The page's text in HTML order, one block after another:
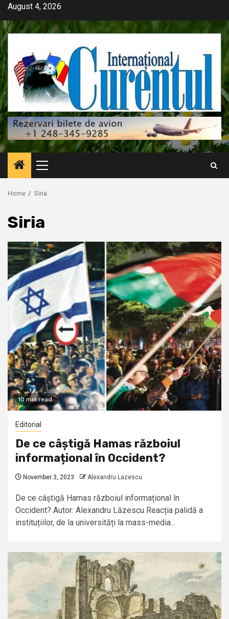
Skip
content
August 4, 2026
Primary
Menu
Home Siria
Siria
10 min read
Editorial
De ce câștigă Hamas războiul
informațional în Occident?
November 3, 2023 Alexandru Lazescu
De ce câștigă Hamas războiul informațional în
Occident? Autor: Alexandru Lăzescu Reacția palidă a
instituțiilor, de la universități la mass-media...